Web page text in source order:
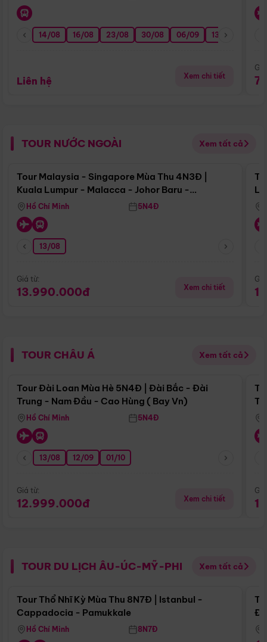
14/08 16/08 23/08 30/08 06/09 13/09
Liên hệ Xem chi tiết
TOUR NƯỚC NGOÀI Xem tất cả
Điểm nổi bật
Tour Malaysia - Singapore Mùa Thu 4N3Đ |
Kuala Lumpur - Malacca - Johor Baru -
Singapore
Hồ Chí Minh 5N4Đ
13/08
Giá từ:
13.990.000đ Xem chi tiết
TOUR CHÂU Á Xem tất cả
Điểm nổi bật
Tour Đài Loan Mùa Hè 5N4Đ | Đài Bắc - Đài
Trung - Nam Đầu - Cao Hùng ( Bay Vn)
Hồ Chí Minh 5N4Đ
13/08 12/09 01/10
Giá từ:
12.999.000đ Xem chi tiết
TOUR DU LỊCH ÂU-ÚC-MỸ-PHI Xem tất cả
Điểm nổi bật
Tour Thổ Nhĩ Kỳ Mùa Thu 8N7Đ | Istanbul -
Cappadocia - Pamukkale
Hồ Chí Minh 8N7Đ